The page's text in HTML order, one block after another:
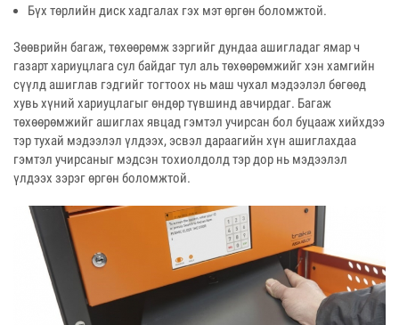
Бүх төрлийн диск хадгалах гэх мэт өргөн боломжтой.
Зөөврийн багаж, төхөөрөмж зэргийг дундаа ашигладаг ямар ч
газарт хариуцлага сул байдаг тул аль төхөөрөмжийг хэн хамгийн
сүүлд ашиглав гэдгийг тогтоох нь маш чухал мэдээлэл бөгөөд
хувь хүний хариуцлагыг өндөр түвшинд авчирдаг. Багаж
төхөөрөмжийг ашиглах явцад гэмтэл учирсан бол буцааж хийхдээ
тэр тухай мэдээлэл үлдээх, эсвэл дараагийн хүн ашиглахдаа
гэмтэл учирсаныг мэдсэн тохиолдолд тэр дор нь мэдээлэл
үлдээх зэрэг өргөн боломжтой.